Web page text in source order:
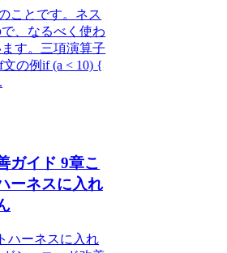
ことです。ネス
、なるべく使わ
す。三項演算子
文の例if (a < 10) {
ガイド 9章こ
ーネスに入れ
ハーネスに入れ